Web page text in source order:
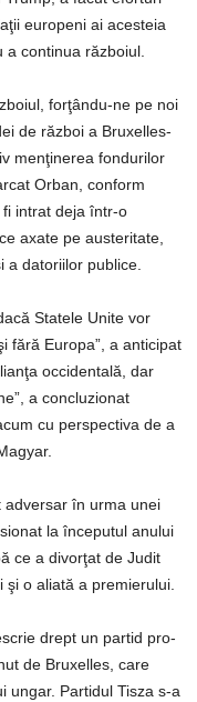
europeni ai acesteia
a continua războiul.
forţându-ne pe noi
de război a Bruxelles-
menţinerea fondurilor
Orban, conform
intrat deja într-o
axate pe austeritate,
a datoriilor publice.
Statele Unite vor
fără Europa”, a anticipat
occidentală, dar
a concluzionat
cu perspectiva de a
adversar în urma unei
la începutul anului
ce a divorţat de Judit
şi o aliată a premierului.
drept un partid pro-
de Bruxelles, care
ungar. Partidul Tisza s-a